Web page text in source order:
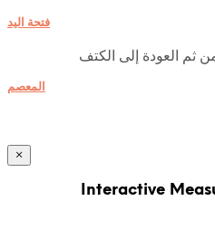
فتحة اليد
المعصم
×
Interactive